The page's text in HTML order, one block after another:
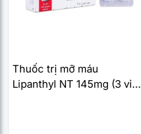
Thuốc trị mỡ máu
Lipanthyl NT 145mg (3 vỉ x